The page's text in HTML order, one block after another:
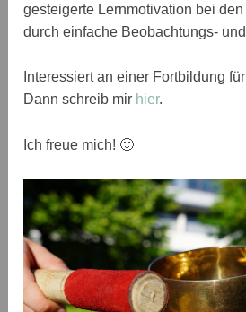
gesteigerte Lernmotivation bei
durch einfache Beobachtungs-
Interessiert an einer Fortbildung
Dann schreib mir hier.
Ich freue mich! 🙂